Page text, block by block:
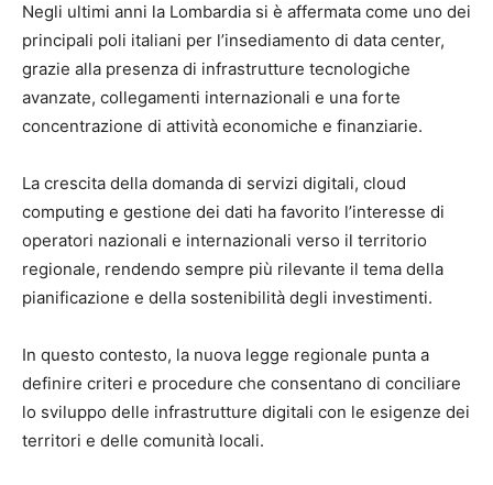
Negli ultimi anni la Lombardia si è affermata come uno dei
principali poli italiani per l’insediamento di data center,
grazie alla presenza di infrastrutture tecnologiche
avanzate, collegamenti internazionali e una forte
concentrazione di attività economiche e finanziarie.
La crescita della domanda di servizi digitali, cloud
computing e gestione dei dati ha favorito l’interesse di
operatori nazionali e internazionali verso il territorio
regionale, rendendo sempre più rilevante il tema della
pianificazione e della sostenibilità degli investimenti.
In questo contesto, la nuova legge regionale punta a
definire criteri e procedure che consentano di conciliare
lo sviluppo delle infrastrutture digitali con le esigenze dei
territori e delle comunità locali.